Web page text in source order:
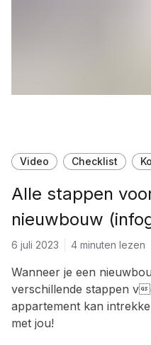
Video Checklist
Alle stappen
nieuwbouw
6 juli 2023 4 minuten lezen
Wanneer je een
verschillende stappen v
appartement kan
met jou!